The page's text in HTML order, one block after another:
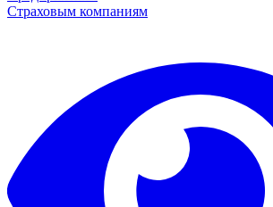
Страховым компаниям